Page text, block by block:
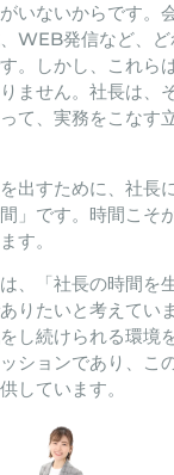
いないからです。
WEB発信など、ど
。しかし、これら
ません。社長は、
て、実務をこなす
出すために、社長
」です。時間こそ
す。
、「社長の時間を
りたいと考えていま
し続けられる環境
ションであり、こ
しています。